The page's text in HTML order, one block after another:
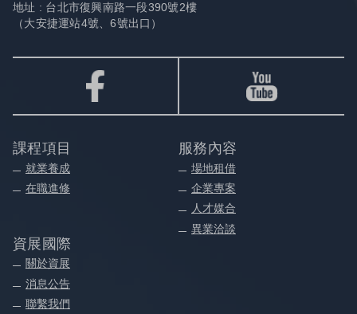
地址 : 台北市復興南路一段390號2樓
（大安捷運站4號、6號出口）
課程項目
就業養成
在職進修
服務內容
場地租借
企業專案
人才媒合
異業洽談
資展國際
關於資展
消息公告
聯繫我們